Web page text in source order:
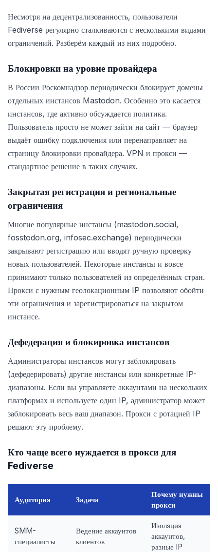
Несмотря на децентрализованность, пользователи
Fediverse регулярно сталкиваются с несколькими видами
ограничений. Разберём каждый из них подробно.
Блокировки на уровне провайдера
В России Роскомнадзор периодически блокирует домены
отдельных инстансов Mastodon. Особенно это касается
инстансов, где активно обсуждается политика.
Пользователь просто не может зайти на сайт — браузер
выдаёт ошибку подключения или перенаправляет на
страницу блокировки провайдера. VPN и прокси —
стандартное решение в таких случаях.
Закрытая регистрация и региональные
ограничения
Многие популярные инстансы (mastodon.social,
fosstodon.org, infosec.exchange) периодически
закрывают регистрацию или вводят ручную проверку
новых пользователей. Некоторые инстансы и вовсе
принимают только пользователей из определённых стран.
Прокси с нужным геолокационным IP позволяют обойти
эти ограничения и зарегистрироваться на закрытом
инстансе.
Дефедерация и блокировка инстансов
Администраторы инстансов могут заблокировать
(дефедерировать) другие инстансы или конкретные IP-
диапазоны. Если вы управляете аккаунтами на нескольких
платформах и используете один IP, администратор может
заблокировать весь ваш диапазон. Прокси с ротацией IP
решают эту проблему.
Кто чаще всего нуждается в прокси для
Fediverse
Аудитория Задача
Почему нужны
прокси
SMM-
специалисты
Ведение аккаунтов
клиентов
Изоляция
аккаунтов,
разные IP